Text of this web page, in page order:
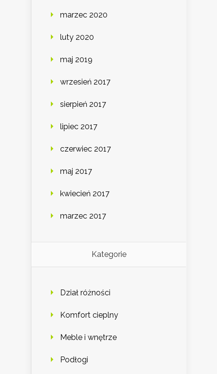
marzec 2020
luty 2020
maj 2019
wrzesień 2017
sierpień 2017
lipiec 2017
czerwiec 2017
maj 2017
kwiecień 2017
marzec 2017
Kategorie
Dział różności
Komfort cieplny
Meble i wnętrze
Podłogi